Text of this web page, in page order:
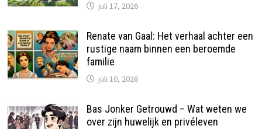
juli 17, 2026
Renate van Gaal: Het verhaal achter een
rustige naam binnen een beroemde
familie
juli 10, 2026
Bas Jonker Getrouwd – Wat weten we
over zijn huwelijk en privéleven